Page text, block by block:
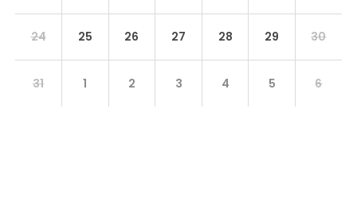
24 25 26 27 28 29 30
31 1 2 3 4 5 6